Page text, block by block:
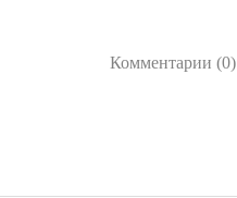
Комментарии (0)